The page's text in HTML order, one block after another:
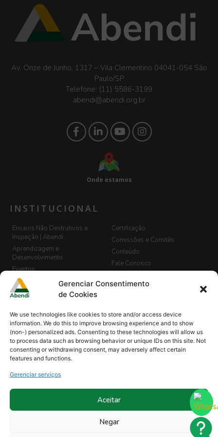
Gerenciar Consentimento
de Cookies
We use technologies like cookies to store and/or access device
information. We do this to improve browsing experience and to show
(non-) personalized ads. Consenting to these technologies will allow us
to process data such as browsing behavior or unique IDs on this site. Not
consenting or withdrawing consent, may adversely affect certain
features and functions.
Gerenciar serviços
Aceitar
Negar
Av. Onze de Junho, 1317 – Vila Clementino 04041-054 São
Paulo/SP
Telefone: (11) 5586-3199
abendi@abendi.org.br
Onde estamos
INSTITUCIONAL
Ensaios Não Destrutivos e
Inspeção | Abendi
Aprendizagem e
Desenvolvimento
Eventos
Banco de Currículos
Cadastro de Vagas
Blog Abendi Digital
Certificação
Comissões e Comitês
Conteúdo
Fale Conosco
Guia de END, Inspeção e
Minha Abendi
END
Projetos
Treinamentos
Treinamento In Company